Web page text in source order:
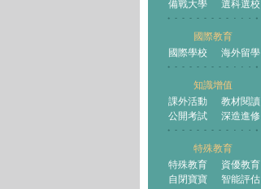
備戰大學
選科選校
國際教育
國際學校
海外留學
知識增值
課外活動
教材閱讀
公開考試
深造進修
特殊教育
特殊教育
資優教育
自閉寶寶
智能評估